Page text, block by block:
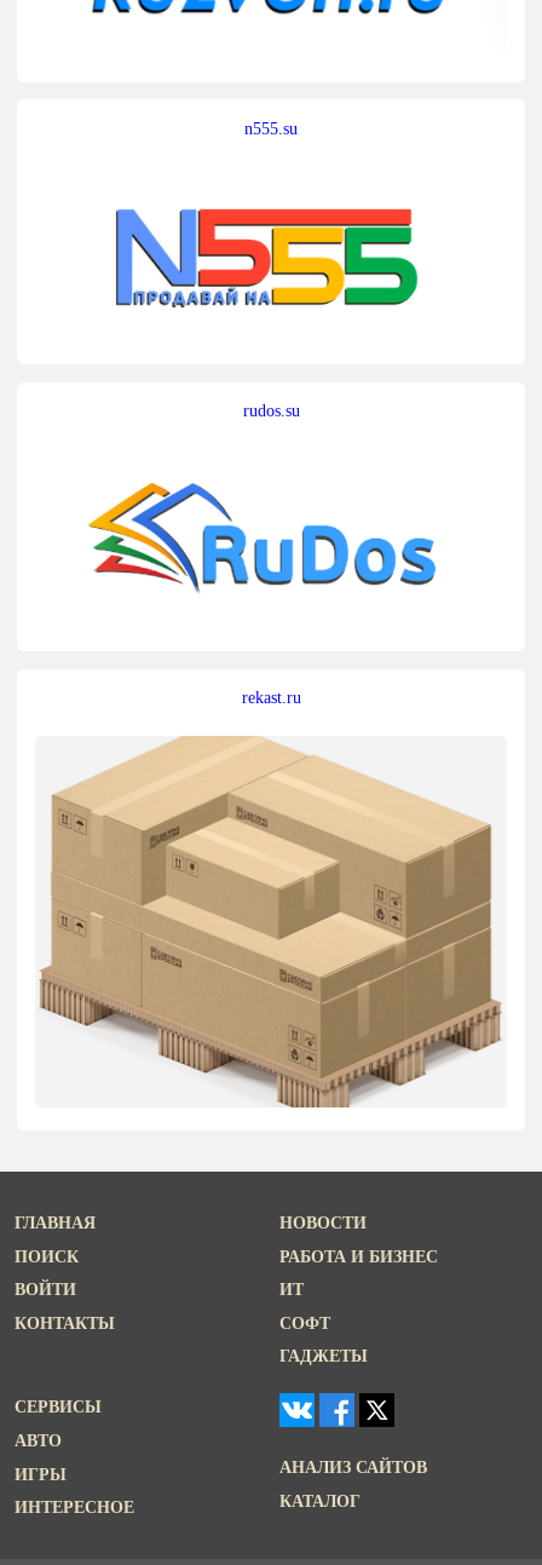
n555.su
rudos.su
rekast.ru
ГЛАВНАЯ
ПОИСК
ВОЙТИ
КОНТАКТЫ
НОВОСТИ
РАБОТА И БИЗНЕС
ИТ
СОФТ
ГАДЖЕТЫ
СЕРВИСЫ
АВТО
ИГРЫ
ИНТЕРЕСНОЕ
АНАЛИЗ САЙТОВ
КАТАЛОГ